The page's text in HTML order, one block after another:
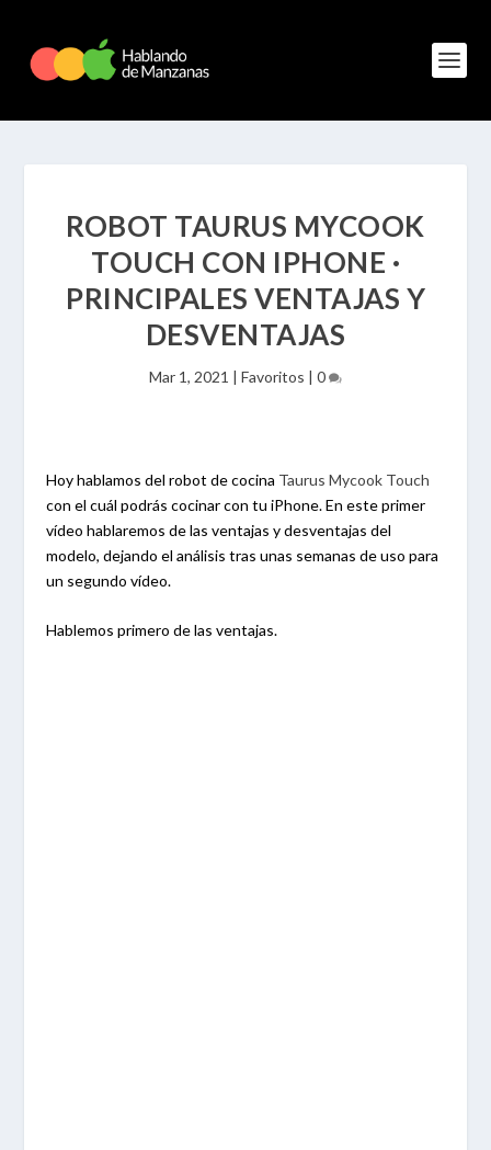
ROBOT TAURUS MYCOOK
TOUCH CON IPHONE ·
PRINCIPALES VENTAJAS Y
DESVENTAJAS
Mar 1, 2021 | Favoritos | 0
Hoy hablamos del robot de cocina Taurus Mycook Touch
con el cuál podrás cocinar con tu iPhone. En este primer
vídeo hablaremos de las ventajas y desventajas del
modelo, dejando el análisis tras unas semanas de uso para
un segundo vídeo.
Hablemos primero de las ventajas.